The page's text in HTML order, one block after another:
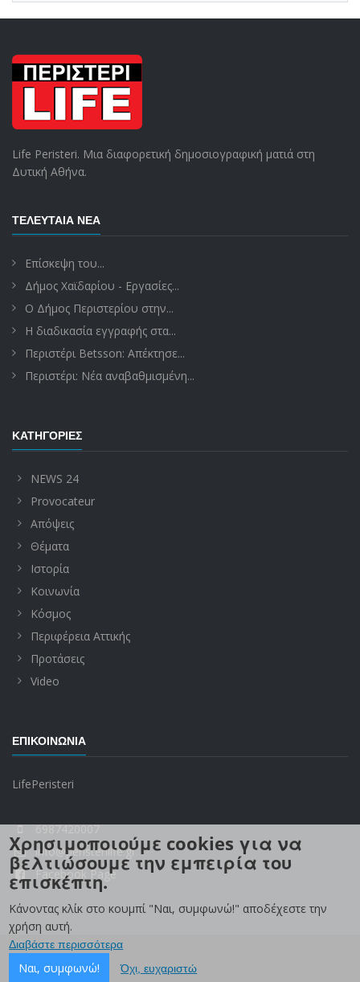
Life Peristeri. Μια διαφορετική δημοσιογραφική ματιά στη
Δυτική Αθήνα.
ΤΕΛΕΥΤΑΊΑ ΝΈΑ
Επίσκεψη του...
Δήμος Χαϊδαρίου - Εργασίες...
Ο Δήμος Περιστερίου στην...
Η διαδικασία εγγραφής στα...
Περιστέρι Betsson: Απέκτησε...
Περιστέρι: Νέα αναβαθμισμένη...
ΚΑΤΗΓΟΡΊΕΣ
NEWS 24
Provocateur
Απόψεις
Θέματα
Ιστορία
Κοινωνία
Κόσμος
Περιφέρεια Αττικής
Προτάσεις
Video
ΕΠΙΚΟΙΝΩΝΊΑ
LifePeristeri
6987420007
info@peristerilife.gr
Facebook Page
Χρησιμοποιούμε cookies για να
βελτιώσουμε την εμπειρία του
επισκέπτη.
Κάνοντας κλίκ στο κουμπί "Ναι, συμφωνώ!" αποδέχεστε την
χρήση αυτή.
Διαβάστε περισσότερα
Ναι, συμφωνώ! Όχι, ευχαριστώ